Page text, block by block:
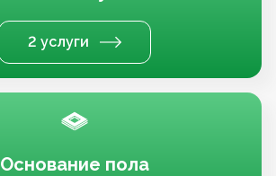
2 услуги
Основание пола